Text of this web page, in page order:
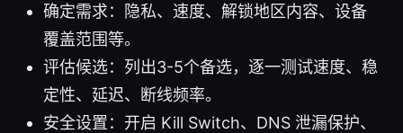
确定需求：隐私、速度、解锁地区内容、设备
覆盖范围等。
评估候选：列出3-5个备选，逐一测试速度、稳
定性、延迟、断线频率。
安全设置：开启 Kill Switch、DNS 泄漏保护、